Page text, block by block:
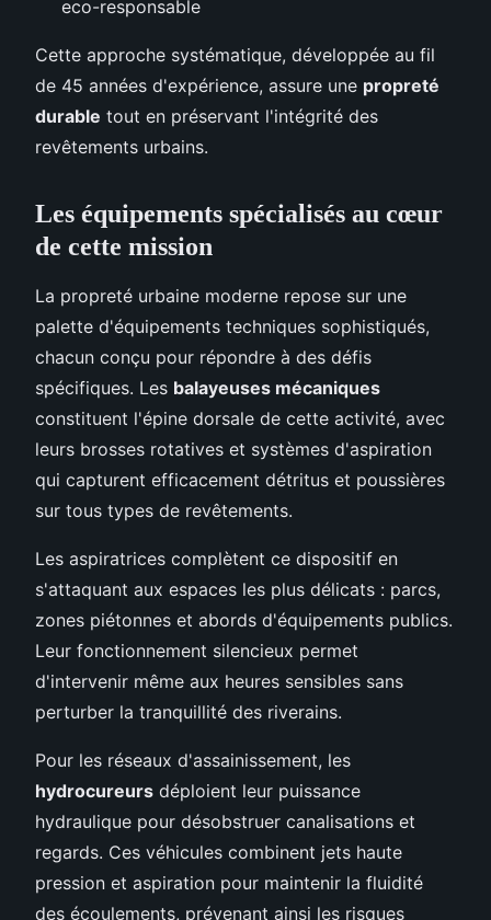
eco-responsable
Cette approche systématique, développée au fil
de 45 années d'expérience, assure une propreté
durable tout en préservant l'intégrité des
revêtements urbains.
Les équipements spécialisés au cœur
de cette mission
La propreté urbaine moderne repose sur une
palette d'équipements techniques sophistiqués,
chacun conçu pour répondre à des défis
spécifiques. Les balayeuses mécaniques
constituent l'épine dorsale de cette activité, avec
leurs brosses rotatives et systèmes d'aspiration
qui capturent efficacement détritus et poussières
sur tous types de revêtements.
Les aspiratrices complètent ce dispositif en
s'attaquant aux espaces les plus délicats : parcs,
zones piétonnes et abords d'équipements publics.
Leur fonctionnement silencieux permet
d'intervenir même aux heures sensibles sans
perturber la tranquillité des riverains.
Pour les réseaux d'assainissement, les
hydrocureurs déploient leur puissance
hydraulique pour désobstruer canalisations et
regards. Ces véhicules combinent jets haute
pression et aspiration pour maintenir la fluidité
des écoulements, prévenant ainsi les risques